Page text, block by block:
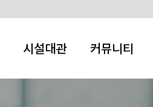
시설대관 커뮤니티